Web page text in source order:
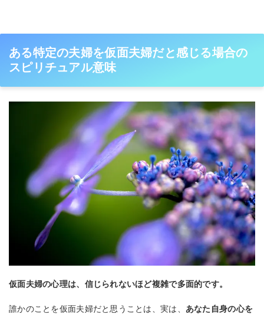
ある特定の夫婦を仮面夫婦だと感じる場合の
スピリチュアル意味
仮面夫婦の心理は、信じられないほど複雑で多面的です。
誰かのことを仮面夫婦だと思うことは、実は、 あなた自身の心を